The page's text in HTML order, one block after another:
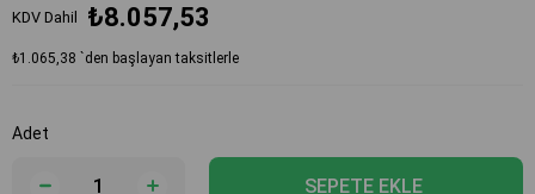
KDV Dahil ₺8.057,53
₺1.065,38 `den başlayan taksitlerle
Adet